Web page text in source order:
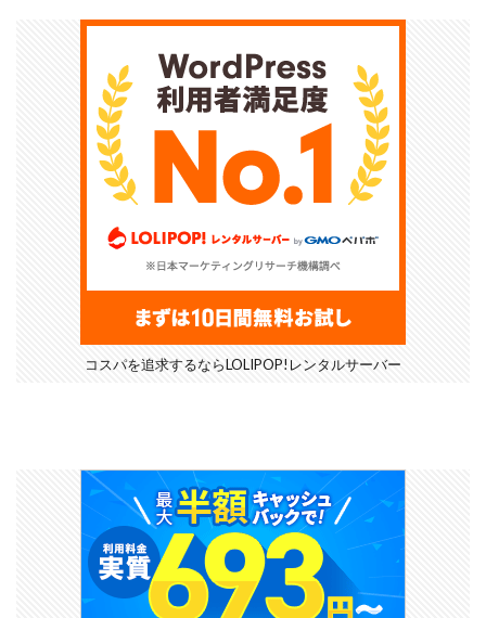
コスパを追求するならLOLIPOP!レンタルサーバー